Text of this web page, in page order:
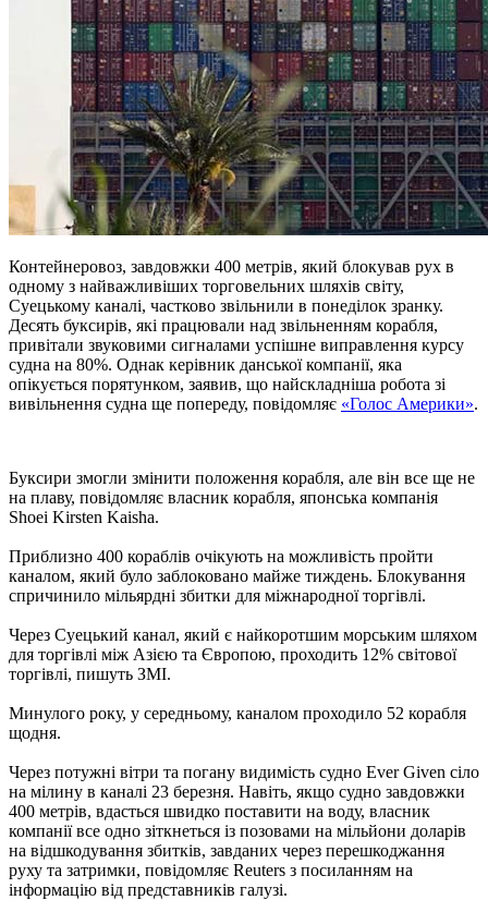
Контейнеровоз, завдовжки 400 метрів, який блокував рух в
одному з найважливіших торговельних шляхів світу,
Суецькому каналі, частково звільнили в понеділок зранку.
Десять буксирів, які працювали над звільненням корабля,
привітали звуковими сигналами успішне виправлення курсу
судна на 80%. Однак керівник данської компанії, яка
опікується порятунком, заявив, що найскладніша робота зі
вивільнення судна ще попереду, повідомляє «Голос Америки».
Буксири змогли змінити положення корабля, але він все ще не
на плаву, повідомляє власник корабля, японська компанія
Shoei Kirsten Kaisha.
Приблизно 400 кораблів очікують на можливість пройти
каналом, який було заблоковано майже тиждень. Блокування
спричинило мільярдні збитки для міжнародної торгівлі.
Через Суецький канал, який є найкоротшим морським шляхом
для торгівлі між Азією та Європою, проходить 12% світової
торгівлі, пишуть ЗМІ.
Минулого року, у середньому, каналом проходило 52 корабля
щодня.
Через потужні вітри та погану видимість судно Ever Given сіло
на мілину в каналі 23 березня. Навіть, якщо судно завдовжки
400 метрів, вдасться швидко поставити на воду, власник
компанії все одно зіткнеться із позовами на мільйони доларів
на відшкодування збитків, завданих через перешкоджання
руху та затримки, повідомляє Reuters з посиланням на
інформацію від представників галузі.